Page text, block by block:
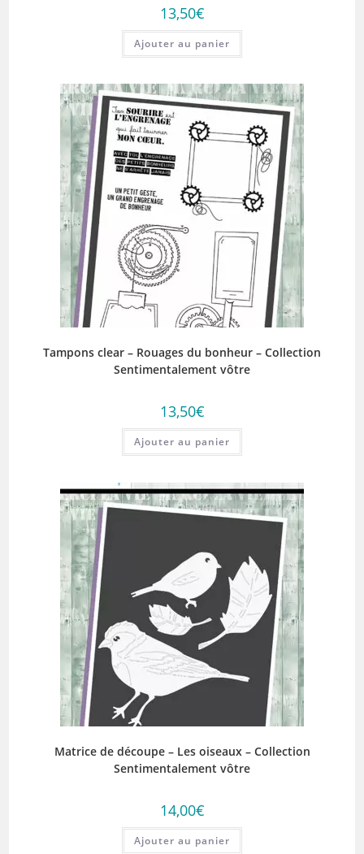
13,50€
Ajouter au panier
Tampons clear – Rouages du bonheur – Collection
Sentimentalement vôtre
13,50€
Ajouter au panier
Matrice de découpe – Les oiseaux – Collection
Sentimentalement vôtre
14,00€
Ajouter au panier